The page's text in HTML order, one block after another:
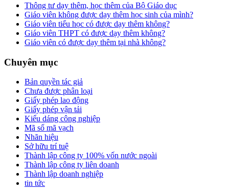
Thông tư dạy thêm, học thêm của Bộ Giáo dục
Giáo viên không được dạy thêm học sinh của mình?
Giáo viên tiểu học có được dạy thêm không?
Giáo viên THPT có được dạy thêm không?
Giáo viên có được dạy thêm tại nhà không?
Chuyên mục
Bản quyền tác giả
Chưa được phân loại
Giấy phép lao động
Giấy phép vận tải
Kiểu dáng công nghiệp
Mã số mã vạch
Nhãn hiệu
Sở hữu trí tuệ
Thành lập công ty 100% vốn nước ngoài
Thành lập công ty liên doanh
Thành lập doanh nghiệp
tin tức